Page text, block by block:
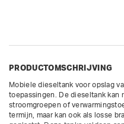
PRODUCTOMSCHRIJVING
Mobiele dieseltank voor opslag
toepassingen. De dieseltank kan
stroomgroepen of
termijn, maar kan ook als losse